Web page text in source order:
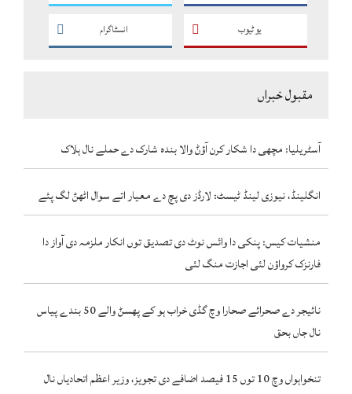
یو ٹیوب انسٹاگرام
مقبول خبراں
آسٹریلیا: مچھی دا شکار کرن آؤݨ والا بندہ شارک دے حملے نال ہلاک
انگلینڈ، نیوزی لینڈ ٹیسٹ: لارڈز دی پچ دے معیار اتے سوال اٹھݨ لگ پئے
منشیات کیس: پنکی دا وائس نوٹ دی تصدیق توں انکار ملزمہ دی آواز دا
فارنزک کرواؤن لئی اجازت منگ لئی
نائیجر دے صحرائے صحارا وچ گڈی خراب ہو کے پھسݨ والے 50 بندے پیاس
نال جاں بحق
تنخواہواں وچ 10 توں 15 فیصد اضافے دی تجویز، وزیر اعظم اتحادیاں نال